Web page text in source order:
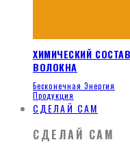
ХИМИЧЕСКИЙ
ВОЛОКНА
Бесконечная Энергия
Продукция
СДЕЛАЙ САМ
СДЕЛАЙ САМ